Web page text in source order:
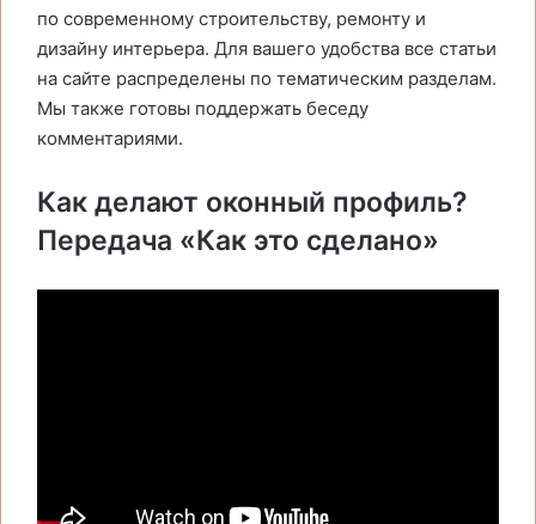
по современному строительству, ремонту и
дизайну интерьера. Для вашего удобства все статьи
на сайте распределены по тематическим разделам.
Мы также готовы поддержать беседу
комментариями.
Как делают оконный профиль?
Передача «Как это сделано»